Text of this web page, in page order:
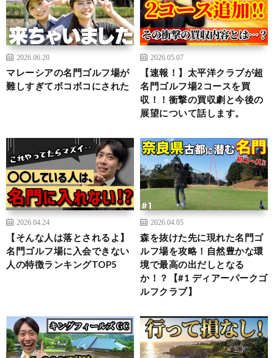
2026.06.20
マレーシアの名門ゴルフ場が
難しすぎてボコボコにされた
2026.05.07
【速報！】太平洋クラブが超
名門ゴルフ場2コースを買
収！！衝撃の買収劇と今後の
展望について話します。
2026.04.24
【そんな人は落とされるよ】
名門ゴルフ場に入会できない
人の特徴ランキングTOP5
2026.04.05
森を抜けた先に現れた名門ゴ
ルフ場を攻略！自然豊かな環
境で最高の出だしとなる
か！？【#1 ディアーパークゴ
ルフクラブ】